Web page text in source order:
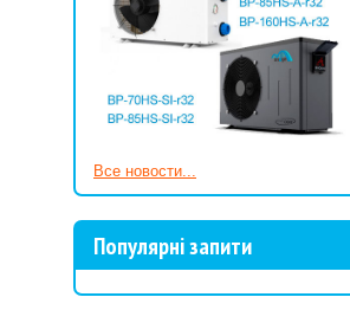
Все новости...
Популярні запити